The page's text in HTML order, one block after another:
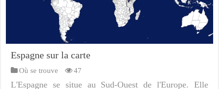
Espagne sur la carte
Où se trouve 47
L'Espagne se situe au Sud-Ouest de l'Europe. Elle